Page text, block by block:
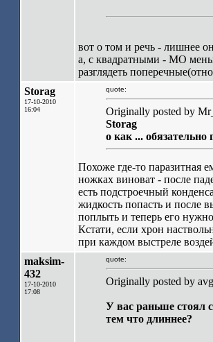
вот о том и речь - лишнее
а, с квадратными - МО
разглядеть
Storag
17-10-2010
16:04
quote:
Originally posted by
Storag
о как ... обязательно
Похоже где-то паразитная
ножках виноват - после
есть подстроечный
жидкость попасть и после
поплыть и теперь его
Кстати, если хрон
при каждом выстреле
maksim-
432
17-10-2010
17:08
quote:
Originally posted by
У вас раньше стоял
тем что длиннее?